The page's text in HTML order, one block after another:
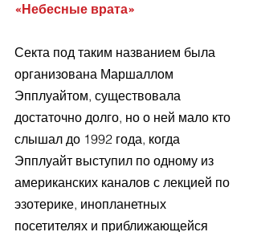
«Небесные врата»
Секта под таким названием была
организована Маршаллом
Эпплуайтом, существовала
достаточно долго, но о ней мало кто
слышал до 1992 года, когда
Эпплуайт выступил по одному из
американских каналов с лекцией по
эзотерике, инопланетных
посетителях и приближающейся